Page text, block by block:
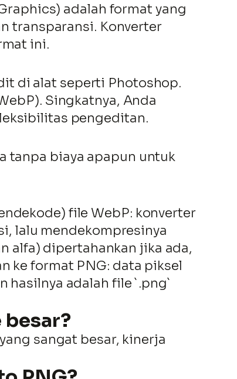
adalah format yang
transparansi. Konverter
ini.
di alat seperti Photoshop.
Singkatnya, Anda
pengeditan.
tanpa biaya apapun untuk
file WebP: konverter
lalu mendekompresinya
alfa) dipertahankan jika ada,
ke format PNG: data piksel
hasilnya adalah file `.png`
besar?
sangat besar, kinerja